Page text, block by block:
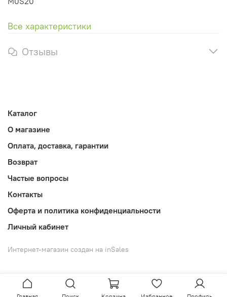
Все характеристики
Отзывы
Каталог
О магазине
Оплата, доставка, гарантии
Возврат
Частые вопросы
Контакты
Оферта и политика конфиденциальности
Личный кабинет
Интернет-магазин создан на inSales